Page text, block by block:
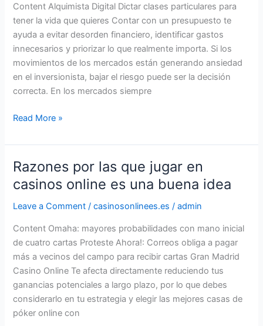
Content Alquimista Digital Dictar clases particulares para
tener la vida que quieres Contar con un presupuesto te
ayuda a evitar desorden financiero, identificar gastos
innecesarios y priorizar lo que realmente importa. Si los
movimientos de los mercados están generando ansiedad
en el inversionista, bajar el riesgo puede ser la decisión
correcta. En los mercados siempre
financiera
a
lo
largo
de
la
vida
Read More »
Razones por las que jugar en
casinos online es una buena idea
Leave a Comment /casinosonlinees.es /admin
Content Omaha: mayores probabilidades con mano inicial
de cuatro cartas Proteste Ahora!: Correos obliga a pagar
más a vecinos del campo para recibir cartas Gran Madrid
Casino Online Te afecta directamente reduciendo tus
ganancias potenciales a largo plazo, por lo que debes
considerarlo en tu estrategia y elegir las mejores casas de
póker online con
Razones
las
que
en
casinos
online
es
una
buena
idea